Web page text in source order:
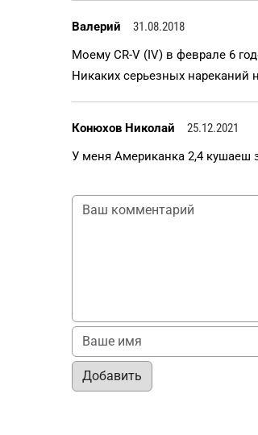
Валерий
31.08.2018
Моему CR-V (IV) в феврале 6
Никаких серьезных нареканий
Конюхов Николай
25.12.2021
У меня Американка 2,4 кушаеш
Добавить